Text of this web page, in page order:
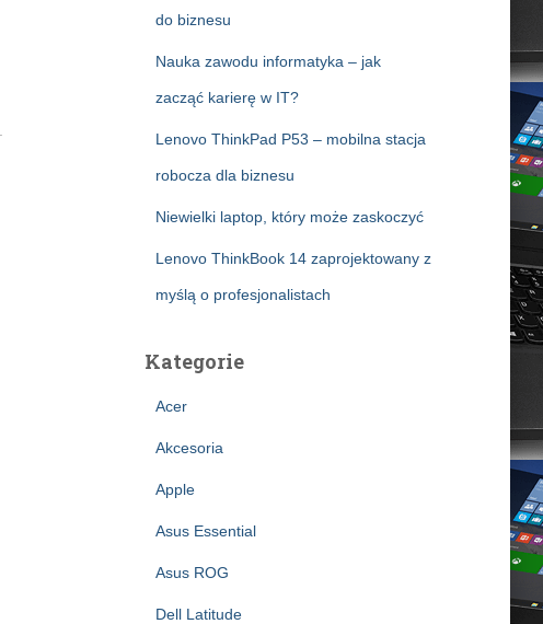
do biznesu
Nauka zawodu informatyka – jak
zacząć karierę w IT?
Lenovo ThinkPad P53 – mobilna stacja
robocza dla biznesu
Niewielki laptop, który może zaskoczyć
Lenovo ThinkBook 14 zaprojektowany z
myślą o profesjonalistach
Kategorie
Acer
Akcesoria
Apple
Asus Essential
Asus ROG
Dell Latitude